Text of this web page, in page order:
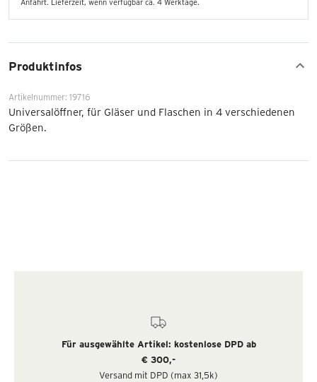
Produktinfos
Artikelnummer: 19716
Universalöffner, für Gläser und Flaschen in 4 verschiedenen
Größen.
Für ausgewählte Artikel: kostenlose DPD ab
€ 300,-
Versand mit DPD (max 31,5k)